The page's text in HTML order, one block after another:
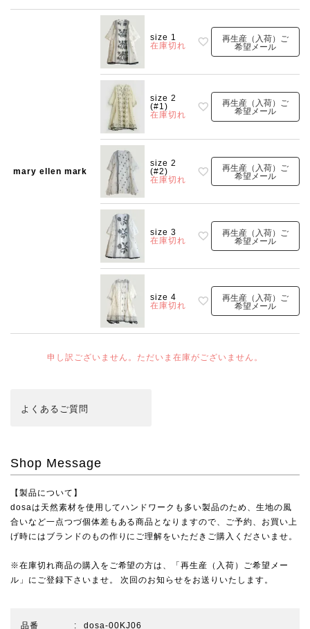
mary ellen mark
size 1
在庫切れ
再生産（入荷）ご
希望メール
size 2
(#1)
在庫切れ
再生産（入荷）ご
希望メール
size 2
(#2)
在庫切れ
再生産（入荷）ご
希望メール
size 3
在庫切れ
再生産（入荷）ご
希望メール
size 4
在庫切れ
再生産（入荷）ご
希望メール
申し訳ございません。ただいま在庫がございません。
よくある ご質問
Shop Message
【製品について】
dosaは天然素材を使用してハンドワークも多い製品のため、生地の風
合いなど一点つづ個体差もある商品となりますので、ご予約、お買い上
げ時にはブランドのもの作りにご理解をいただきご購入くださいませ。
※在庫切れ商品の購入をご希望の方は、「再生産（入荷）ご希望メー
ル」にご登録下さいませ。 次回のお知らせをお送りいたします。
品番
dosa-00KJ06